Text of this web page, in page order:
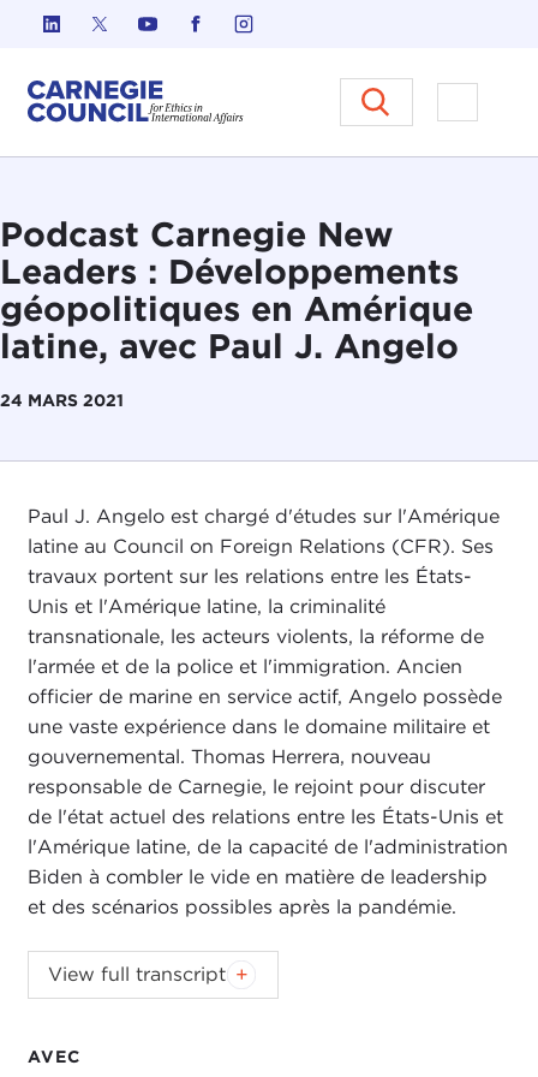
Skip to content
Carnegie Council sur
Ouvrir
Podcast Carnegie New
Leaders : Développements
géopolitiques en Amérique
latine, avec Paul J. Angelo
24 MARS 2021
AVEC
Paul J. Angelo est chargé d'études sur l'Amérique
latine au Council on Foreign Relations (CFR). Ses
travaux portent sur les relations entre les États-
Unis et l'Amérique latine, la criminalité
transnationale, les acteurs violents, la réforme de
l'armée et de la police et l'immigration. Ancien
officier de marine en service actif, Angelo possède
une vaste expérience dans le domaine militaire et
gouvernemental. Thomas Herrera, nouveau
responsable de Carnegie, le rejoint pour discuter
de l'état actuel des relations entre les États-Unis et
l'Amérique latine, de la capacité de l'administration
Biden à combler le vide en matière de leadership
et des scénarios possibles après la pandémie.
View full transcript